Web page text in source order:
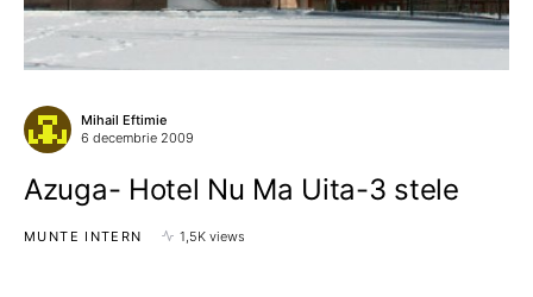
Mihail Eftimie
6 decembrie 2009
Azuga- Hotel Nu Ma Uita-3 stele
MUNTE INTERN 1,5K views